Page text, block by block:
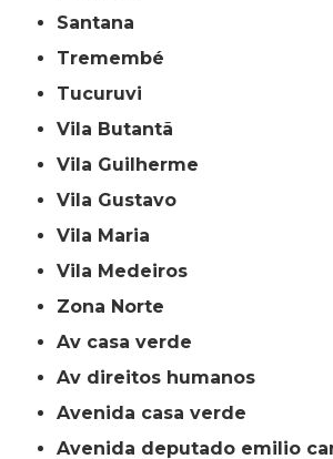
Santana
Tremembé
Tucuruvi
Vila Butantã
Vila Guilherme
Vila Gustavo
Vila Maria
Vila Medeiros
Zona Norte
av casa verde
av direitos humanos
avenida casa verde
avenida deputado emilio